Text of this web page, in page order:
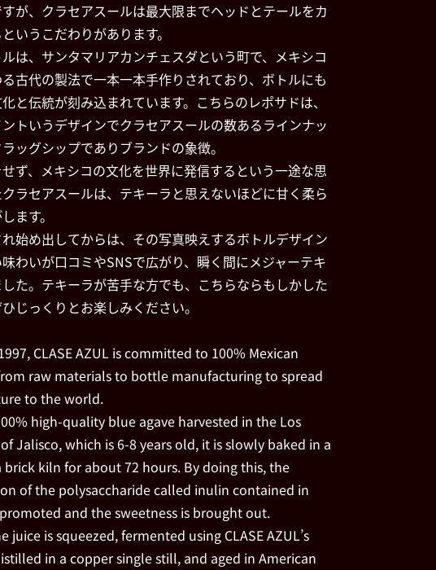
が、クラセアスールは最大限までヘッドとテールをカ
いうこだわりがあります。
は、サンタマリアカンチェスダという町で、メキシコ
古代の製法で一本一本手作りされており、ボトルにも
と伝統が刻み込まれています。こちらのレポサドは、
トいうデザインでクラセアスールの数あるラインナッ
ッグシップでありブランドの象徴。
ず、メキシコの文化を世界に発信するという一途な思
ラセアスールは、テキーラと思えないほどに甘く柔ら
ます。
始め出してからは、その写真映えするボトルデザイン
わいが口コミやSNSで広がり、瞬く間にメジャーテキ
た。テキーラが苦手な方でも、こちらならもしかした
じっくりとお楽しみください。
CLASE AZUL is committed to 100% Mexican
raw materials to bottle manufacturing to spread
to the world.
high-quality blue agave harvested in the Los
Jalisco, which is 6-8 years old, it is slowly baked in a
kiln for about 72 hours. By doing this, the
of the polysaccharide called inulin contained in
and the sweetness is brought out.
juice is squeezed, fermented using CLASE AZUL’s
in a copper single still, and aged in American